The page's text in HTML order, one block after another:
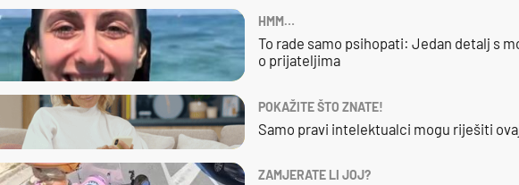
HMM…
To rade samo psihopati: Jedan detalj s
o prijateljima
POKAŽITE ŠTO ZNATE!
Samo pravi intelektualci mogu riješiti
ZAMJERATE LI JOJ?